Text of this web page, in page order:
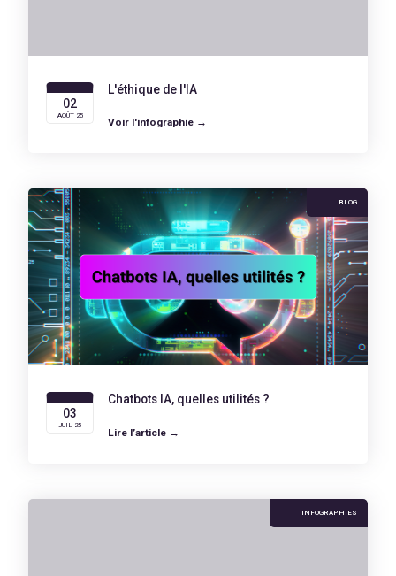
02
AOÛT 25
L'éthique de l'IA
Voir l'infographie →
BLOG
03
JUIL 25
Chatbots IA, quelles utilités ?
Lire l’article →
INFOGRAPHIES